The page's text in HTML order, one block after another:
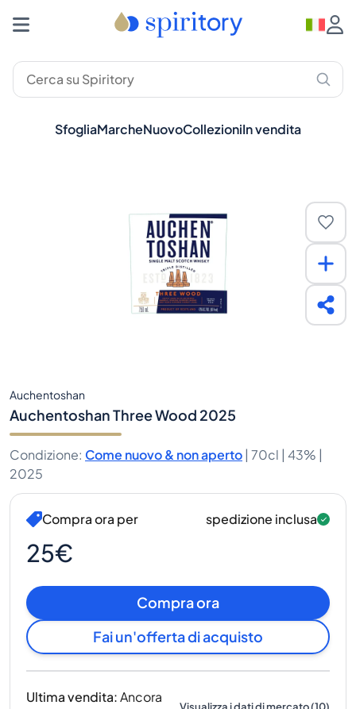
SfogliaMarcheNuovoCollezioniIn vendita
Auchentoshan
Auchentoshan Three Wood 2025
Condizione: Come nuovo & non aperto | 70cl | 43% |
2025
Compra ora per
25€
spedizione inclusa
Compra ora
Fai un'offerta di acquisto
Ultima vendita:Ancora
Visualizza i dati di mercato(10)